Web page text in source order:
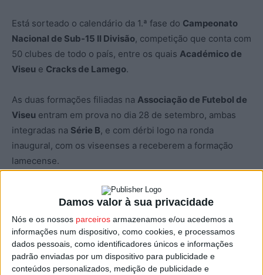
Damos valor à sua privacidade
Nós e os nossos parceiros armazenamos e/ou acedemos a
informações num dispositivo, como cookies, e processamos
dados pessoais, como identificadores únicos e informações
padrão enviadas por um dispositivo para publicidade e
conteúdos personalizados, medição de publicidade e
Está sorteado o calendário da 1.ª fase do Campeonato
Nacional de Sub-15 II Divisão, competição que conta com
50 clubes de todo o país, entre os quais Académico de
Viseu e Cracks de Lamego.
As duas formações filiadas na Associação de Futebol de
Viseu entram em prova no dia 28 de setembro, ambas
integradas na Série B, e com dérbi logo na ronda
inaugural, com os viseenses a receberem a formação
lamecense.
Além das duas equipas do distrito, vão ainda jogar na
FC Porto B ,Marrazes,Benfica de Castelo
Branco, Ançã, Gouveia,Estação,Boavista,União
PombaleSanjoanense.
Os dois melhores de cada série vão jogar a 3.ª fase, de